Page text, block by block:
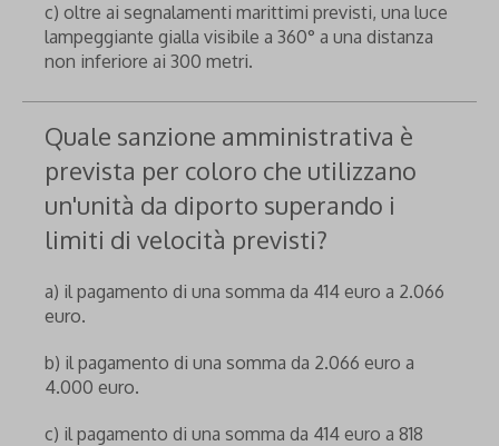
c) oltre ai segnalamenti marittimi previsti, una luce
lampeggiante gialla visibile a 360° a una distanza
non inferiore ai 300 metri.
Quale sanzione amministrativa è
prevista per coloro che utilizzano
un'unità da diporto superando i
limiti di velocità previsti?
a) il pagamento di una somma da 414 euro a 2.066
euro.
b) il pagamento di una somma da 2.066 euro a
4.000 euro.
c) il pagamento di una somma da 414 euro a 818